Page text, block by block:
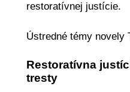
restoratívnej justície.
Ústredné témy novely
Restoratívna
tresty